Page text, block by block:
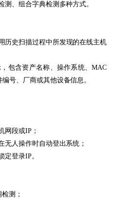
测、组合字典检测多种方式。
历史扫描过程中所发现的在线主机
包含资产名称、操作系统、MAC
号、厂商或其他设备信息。
网段或IP；
无人操作时自动登出系统；
定登录IP。
测；